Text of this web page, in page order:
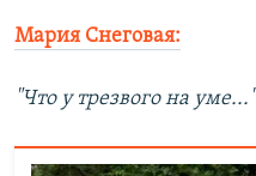
Мария Снеговая:
"Что у трезвого на уме..."